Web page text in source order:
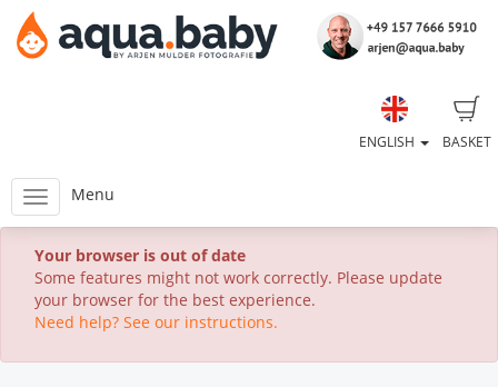
BASKET
ENGLISH
Menu
Your browser is out of date
Some features might not work correctly. Please update
your browser for the best experience.
Need help? See our instructions.